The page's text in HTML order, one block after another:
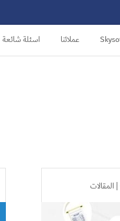
عملائنا اسئلة شائعة
المقالات